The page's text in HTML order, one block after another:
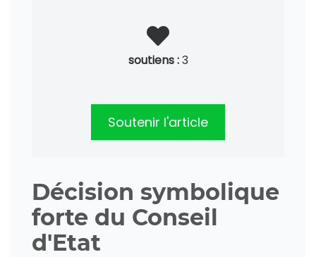
soutiens :3
Soutenir l'article
Décision symbolique
forte du Conseil
d'Etat